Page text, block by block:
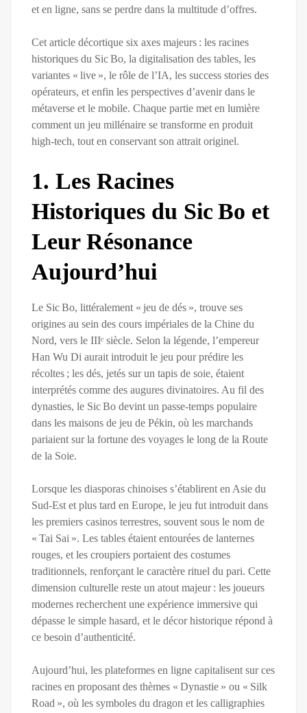
et en ligne, sans se perdre dans la multitude d’offres.
Cet article décortique six axes majeurs : les racines
historiques du Sic Bo, la digitalisation des tables, les
variantes « live », le rôle de l’IA, les success stories des
opérateurs, et enfin les perspectives d’avenir dans le
métaverse et le mobile. Chaque partie met en lumière
comment un jeu millénaire se transforme en produit
high‑tech, tout en conservant son attrait originel.
1. Les Racines
Historiques du Sic Bo et
Leur Résonance
Aujourd’hui
Le Sic Bo, littéralement « jeu de dés », trouve ses
origines au sein des cours impériales de la Chine du
Nord, vers le IIIᵉ siècle. Selon la légende, l’empereur
Han Wu Di aurait introduit le jeu pour prédire les
récoltes ; les dés, jetés sur un tapis de soie, étaient
interprétés comme des augures divinatoires. Au fil des
dynasties, le Sic Bo devint un passe‑temps populaire
dans les maisons de jeu de Pékin, où les marchands
pariaient sur la fortune des voyages le long de la Route
de la Soie.
Lorsque les diasporas chinoises s’établirent en Asie du
Sud‑Est et plus tard en Europe, le jeu fut introduit dans
les premiers casinos terrestres, souvent sous le nom de
« Tai Sai ». Les tables étaient entourées de lanternes
rouges, et les croupiers portaient des costumes
traditionnels, renforçant le caractère rituel du pari. Cette
dimension culturelle reste un atout majeur : les joueurs
modernes recherchent une expérience immersive qui
dépasse le simple hasard, et le décor historique répond à
ce besoin d’authenticité.
Aujourd’hui, les plateformes en ligne capitalisent sur ces
racines en proposant des thèmes « Dynastie » ou « Silk
Road », où les symboles du dragon et les calligraphies